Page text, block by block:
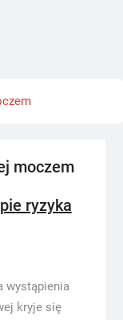
moczem
ryzyka
wystąpienia
kryje się